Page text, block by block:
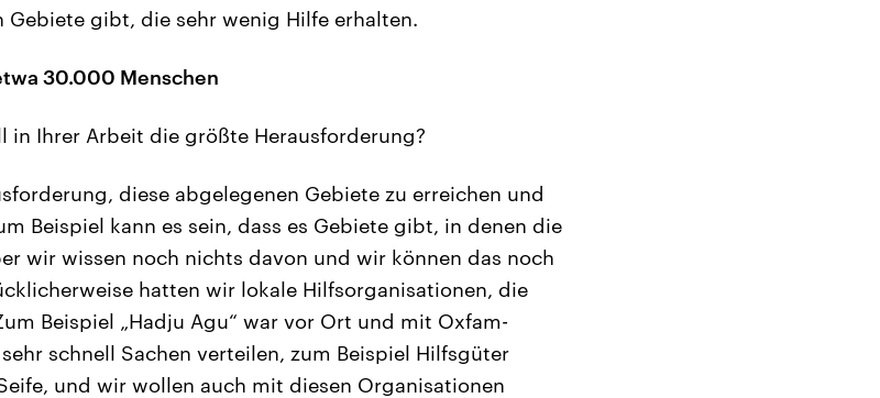
Gebiete gibt, die sehr wenig Hilfe erhalten.
30.000 Menschen
in Ihrer Arbeit die größte Herausforderung?
diese abgelegenen Gebiete zu erreichen und
Beispiel kann es sein, dass es Gebiete gibt, in denen die
wir wissen noch nichts davon und wir können das noch
hatten wir lokale Hilfsorganisationen, die
Beispiel „Hadju Agu“ war vor Ort und mit Oxfam-
schnell Sachen verteilen, zum Beispiel Hilfsgüter
und wir wollen auch mit diesen Organisationen